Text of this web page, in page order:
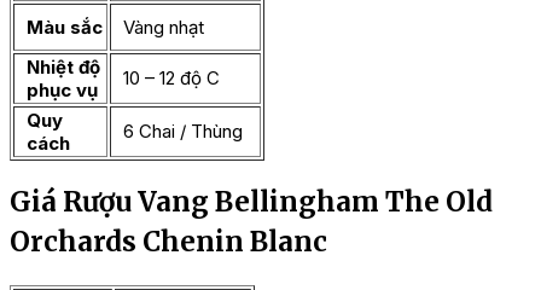
Màu sắc
Vàng nhạt
Nhiệt độ
phục vụ
10 – 12 độ C
Quy
cách
6 Chai / Thùng
Giá Rượu Vang Bellingham The Old
Orchards Chenin Blanc